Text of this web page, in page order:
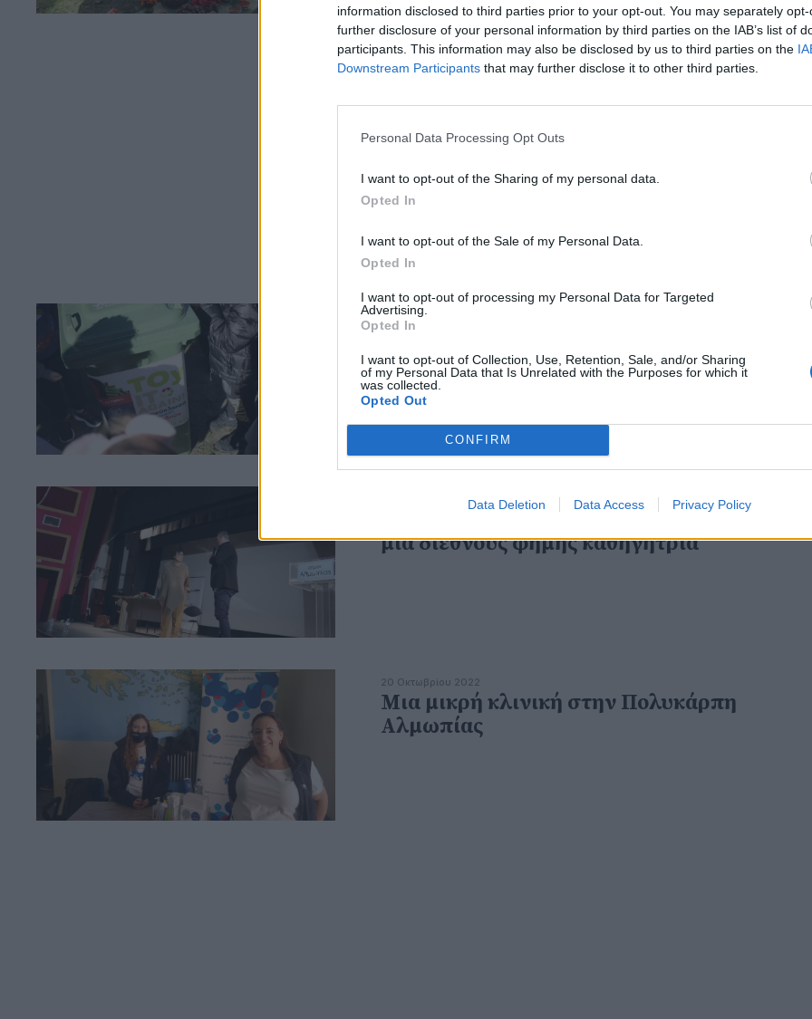
information disclosed to third parties prior to your opt-out. You may separately
further disclosure of your personal information by third parties on the IAB’s list of
participants. This information may also be disclosed by us to third parties on the
Downstream Participants that may further disclose it to other third parties.
Personal Data Processing Opt Outs
I want to opt-out of the Sharing of my personal data.
Opted In
I want to opt-out of the Sale of my Personal Data.
Opted In
I want to opt-out of processing my Personal Data for Targeted
Advertising.
Opted In
I want to opt-out of Collection, Use, Retention, Sale, and/or Sharing
of my Personal Data that Is Unrelated with the Purposes for which it
was collected.
Opted Out
CONFIRM
Data Deletion Data Access Privacy Policy
21 Οκτωβρίου 2022
Αλμωπία:Δίνουμε ζωή στα πλαστικά
παιχνίδια
20 Οκτωβρίου 2022
Χρήστος Μπάτσης: Μια σπουδαία
μια διεθνούς φήμης καθηγήτρια
20 Οκτωβρίου 2022
Μια μικρή κλινική στην Πολυκάρπη
Αλμωπίας